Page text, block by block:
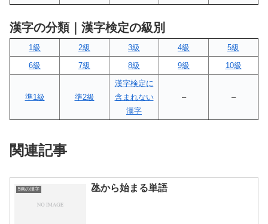
漢字の分類｜漢字検定の級別
1級 2級 3級 4級
5級
6級
7級 8級 9級 10級
準1級 準2級
漢字検定に
含まれない
漢字
– –
関連記事
5画の漢字 氹から始まる単語